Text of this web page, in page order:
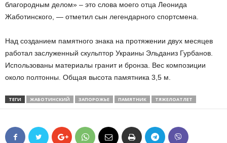
благородным делом» – это слова моего отца Леонида
Жаботинского, — отметил сын легендарного спортсмена.
Над созданием памятного знака на протяжении двух месяцев
работал заслуженный скульптор Украины Эльданиз Гурбанов.
Использованы материалы гранит и бронза. Вес композиции
около полтонны. Общая высота памятника 3,5 м.
ТЕГИ ЖАБОТИНСКИЙ ЗАПОРОЖЬЕ ПАМЯТНИК ТЯЖЕЛОАТЛЕТ